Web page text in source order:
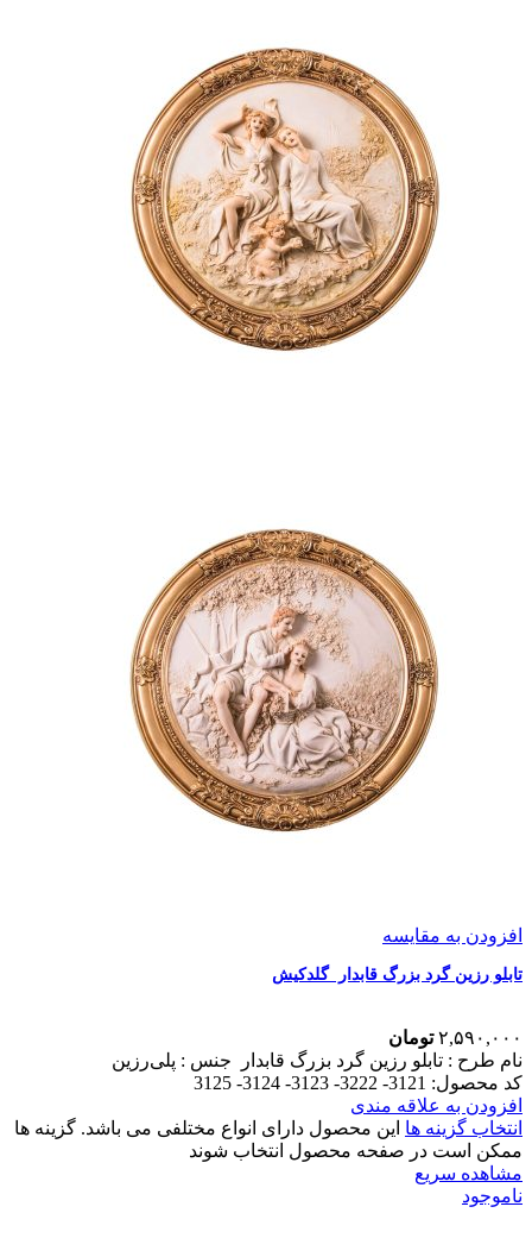
افزودن به مقایسه
تابلو رزین گرد بزرگ قابدار گلدکیش
۲,۵۹۰,۰۰۰ تومان
نام طرح :‌ تابلو رزین گرد بزرگ قابدار
جنس : پلی‌رزین
کد محصول: 3121- 3222- 3123- 3124- 3125
افزودن به علاقه مندی
انتخاب گزینه ها این محصول دارای انواع مختلفی می باشد. گزینه ها
ممکن است در صفحه محصول انتخاب شوند
مشاهده سریع
ناموجود